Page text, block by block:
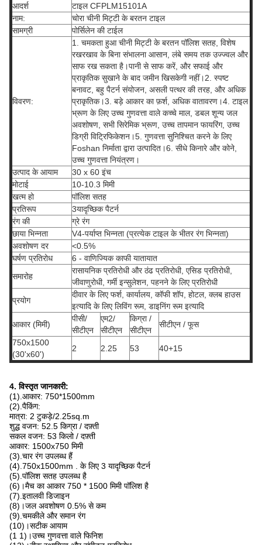
आदर्श
टाइल CFPLM15101A
नाम:
चोरा चीनी मिट्टी के बरतन टाइल
सामग्री
पोर्सिलेन की टाईल
विवरण:
1. चमकता हुआ चीनी मिट्टी के बरतन पॉलिश सतह, विशेष
रखरखाव के बिना संभालना आसान, लंबे समय तक उज्ज्वल और
साफ रख सकता है।पानी से साफ करें, और सफाई और
प्राकृतिक सुखाने के बाद जमीन खिसकेगी नहीं।2. स्पष्ट
बनावट, बहु पैटर्न संयोजन, असली पत्थर की तरह, और अधिक
प्राकृतिक।3. बड़े आकार का फ़र्श, अधिक वातावरण।4. टाइल
भ्रूण के लिए उच्च गुणवत्ता वाले कच्चे माल, डबल शून्य जल
अवशोषण, सभी सिरेमिक भ्रूण, उच्च तापमान फायरिंग, उच्च
डिग्री विट्रिफिकेशन।5. गुणवत्ता सुनिश्चित करने के लिए
Foshan निर्माता द्वारा उत्पादित।6. सीधे किनारे और कोने,
उच्च गुणवत्ता नियंत्रण।
उत्पाद के आयाम
30 x 60 इंच
मोटाई
10-10.3 मिमी
खत्म हो
पॉलिश सतह
प्रतिरूप
3यादृच्छिक पैटर्न
रंग की
ग्रे रंग
छाया भिन्नता
V4-पर्याप्त भिन्नता (प्रत्येक टाइल के भीतर रंग भिन्नता)
अवशोषण दर
<0.5%
घर्षण प्रतिरोध
6 - वाणिज्यिक काफी यातायात
समारोह
रासायनिक प्रतिरोधी और ठंढ प्रतिरोधी, एसिड प्रतिरोधी,
जीवाणुरोधी, गर्मी इन्सुलेशन, पहनने के लिए प्रतिरोधी
प्रयोग
दीवार के लिए फर्श, कार्यालय, कॉफी शॉप, होटल, क्लब हाउस
इत्यादि के लिए लिविंग रूम, डाइनिंग रूम इत्यादि
आकार (मिमी)
पीसी/
सीटीएन
एम2/
सीटीएन
किग्रा /
सीटीएन
सीटीएन / फूस
750x1500
(30'x60')
2 2.25 53 40+15
4. विस्तृत जानकारी:
(1).आकार: 750*1500mm
(2).पैकिंग:
मात्रा: 2 टुकड़े/2.25sq.m
शुद्ध वजन: 52.5 किग्रा / दफ़्ती
सकल वजन: 53 किलो / दफ़्ती
आकार: 1500x750 मिमी
(3).चार रंग उपलब्ध हैं
(4).750x1500mm . के लिए 3 यादृच्छिक पैटर्न
(5).पॉलिश सतह उपलब्ध है
(6)।मैच का आकार 750 * 1500 मिमी पॉलिश है
(7).इतालवी डिजाइन
(8)।जल अवशोषण 0.5% से कम
(9).चमकीले और समान रंग
(10)।सटीक आयाम
(1 1)।उच्च गुणवत्ता वाले फिनिश